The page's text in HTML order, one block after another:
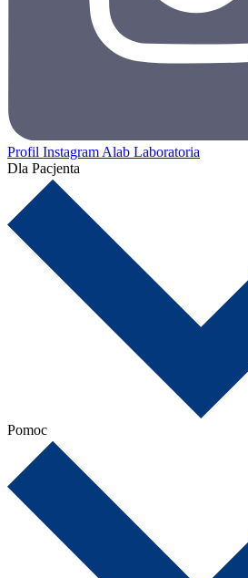
Profil Instagram Alab Laboratoria
Dla Pacjenta
Pomoc